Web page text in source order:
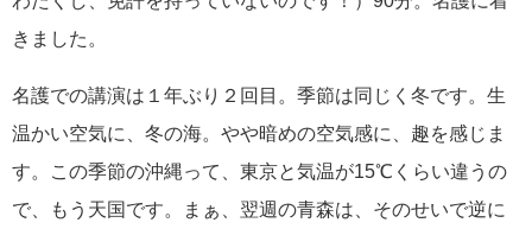
きました。
名護での講演は１年ぶり２回目。季節は同じく冬です。生
温かい空気に、冬の海。やや暗めの空気感に、趣を感じま
す。この季節の沖縄って、東京と気温が15℃くらい違うの
で、もう天国です。まぁ、翌週の青森は、そのせいで逆に